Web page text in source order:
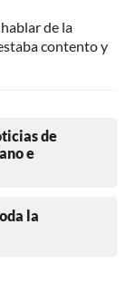
de la
contento y
de
e
la